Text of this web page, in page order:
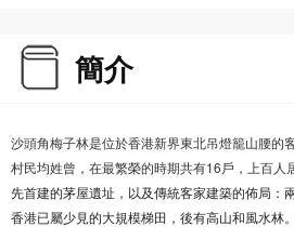
簡介
沙頭角梅子林是位於香港新界東北吊燈籠山腰的
村民均姓曾，在最繁榮的時期共有16戶，上百人居
先首建的茅屋遺址，以及傳統客家建築的佈局：
香港已屬少見的大規模梯田，後有高山和風水林